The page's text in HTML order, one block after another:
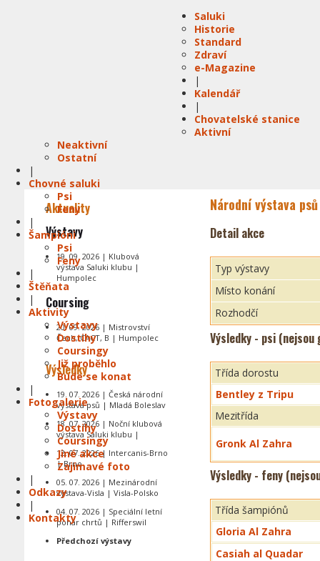
Saluki
Historie
Standard
Zdraví
e-Magazine
|
Kalendář
|
Chovatelské stanice
Aktivní
Neaktivní
Ostatní
|
Chovné saluki
Psi
Feny
|
Šampióni
Psi
Feny
|
Štěňata
|
Aktivity
Výstavy
Dostihy
Coursingy
Již proběhlo
Bude se konat
|
Fotogalerie
Výstavy
Dostihy
Coursingy
Jiné akce
Zajímavé foto
|
Odkazy
|
Kontakty
Národní výstava
Detail akce
Typ výstavy
Místo konání
Rozhodčí
Výsledky - psi
Třída dorostu
Bentley z Tripu
Mezitřída
Gronk Al Zahra
Výsledky - feny
Třída šampiónů
Gloria Al Zahra
Casiah al Quadar
Aktuality
Výstavy
19. 09. 2026 | Klubová
výstava Saluki klubu |
Humpolec
Coursing
20. 09. 2026 | Mistrovství
Čech, CACT, B | Humpolec
Výsledky
19. 07. 2026 | Česká národní
výstava psů | Mladá Boleslav
18. 07. 2026 | Noční klubová
výstava Saluki klubu |
12. 07. 2026 | Intercanis-Brno
| Brno
05. 07. 2026 | Mezinárodní
výstava-Visla | Visla-Polsko
04. 07. 2026 | Speciální letní
pohár chrtů | Rifferswil
Předchozí výstavy